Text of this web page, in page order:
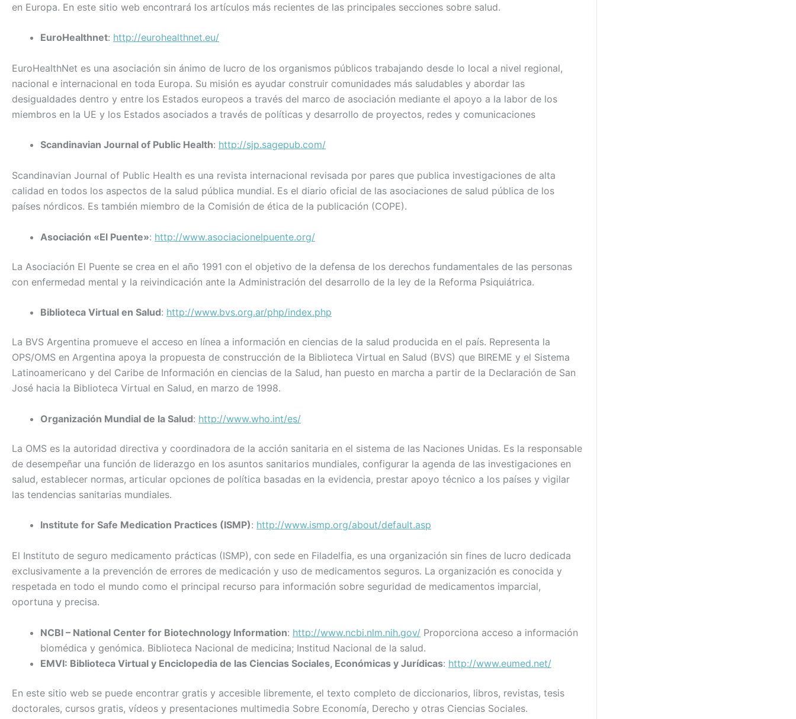
en Europa. En este sitio web encontrará los artículos más recientes de las principales secciones sobre salud.
EuroHealthnet: http://eurohealthnet.eu/
EuroHealthNet es una asociación sin ánimo de lucro de los organismos públicos trabajando desde lo local a nivel regional,
nacional e internacional en toda Europa. Su misión es ayudar construir comunidades más saludables y abordar las
desigualdades dentro y entre los Estados europeos a través del marco de asociación mediante el apoyo a la labor de los
miembros en la UE y los Estados asociados a través de políticas y desarrollo de proyectos, redes y comunicaciones
Scandinavian Journal of Public Health: http://sjp.sagepub.com/
Scandinavian Journal of Public Health es una revista internacional revisada por pares que publica investigaciones de alta
calidad en todos los aspectos de la salud pública mundial. Es el diario oficial de las asociaciones de salud pública de los
países nórdicos. Es también miembro de la Comisión de ética de la publicación (COPE).
Asociación «El Puente»: http://www.asociacionelpuente.org/
La Asociación El Puente se crea en el año 1991 con el objetivo de la defensa de los derechos fundamentales de las personas
con enfermedad mental y la reivindicación ante la Administración del desarrollo de la ley de la Reforma Psiquiátrica.
Biblioteca Virtual en Salud: http://www.bvs.org.ar/php/index.php
La BVS Argentina promueve el acceso en línea a información en ciencias de la salud producida en el país. Representa la
OPS/OMS en Argentina apoya la propuesta de construcción de la Biblioteca Virtual en Salud (BVS) que BIREME y el Sistema
Latinoamericano y del Caribe de Información en ciencias de la Salud, han puesto en marcha a partir de la Declaración de San
José hacia la Biblioteca Virtual en Salud, en marzo de 1998.
Organización Mundial de la Salud: http://www.who.int/es/
La OMS es la autoridad directiva y coordinadora de la acción sanitaria en el sistema de las Naciones Unidas. Es la responsable
de desempeñar una función de liderazgo en los asuntos sanitarios mundiales, configurar la agenda de las investigaciones en
salud, establecer normas, articular opciones de política basadas en la evidencia, prestar apoyo técnico a los países y vigilar
las tendencias sanitarias mundiales.
Institute for Safe Medication Practices (ISMP): http://www.ismp.org/about/default.asp
El Instituto de seguro medicamento prácticas (ISMP), con sede en Filadelfia, es una organización sin fines de lucro dedicada
exclusivamente a la prevención de errores de medicación y uso de medicamentos seguros. La organización es conocida y
respetada en todo el mundo como el principal recurso para información sobre seguridad de medicamentos imparcial,
oportuna y precisa.
NCBI – National Center for Biotechnology Information: http://www.ncbi.nlm.nih.gov/ Proporciona acceso a información
biomédica y genómica. Biblioteca Nacional de medicina; Institud Nacional de la salud.
EMVI: Biblioteca Virtual y Enciclopedia de las Ciencias Sociales, Económicas y Jurídicas: http://www.eumed.net/
En este sitio web se puede encontrar gratis y accesible libremente, el texto completo de diccionarios, libros, revistas, tesis
doctorales, cursos gratis, vídeos y presentaciones multimedia Sobre Economía, Derecho y otras Ciencias Sociales.